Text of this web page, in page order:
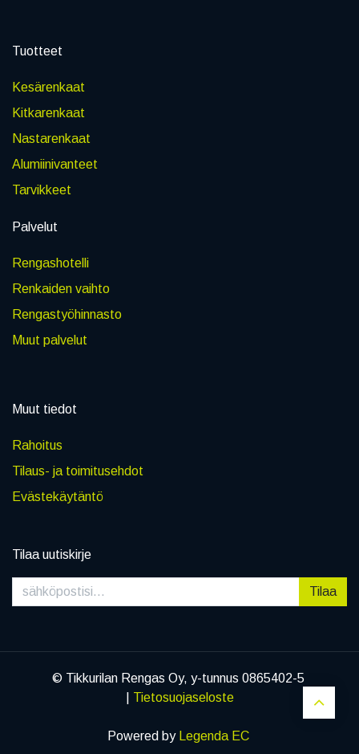
Tuotteet
Kesärenkaat
Kitkarenkaat
Nastarenkaat
Alumiinivanteet
Tarvikkeet
Palvelut
Rengashotelli
Renkaiden vaihto
Rengastyöhinnasto
Muut palvelut
Muut tiedot
Rahoitus
Tilaus- ja toimitusehdot
Evästekäytäntö
Tilaa uutiskirje
Tilaa
© Tikkurilan Rengas Oy, y-tunnus 0865402-5
Tietosuojaseloste
Powered by Legenda EC